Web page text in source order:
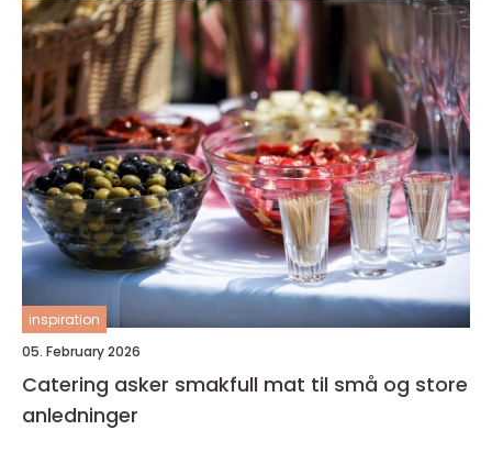
inspiration
05. February 2026
Catering asker smakfull mat til små og store
anledninger